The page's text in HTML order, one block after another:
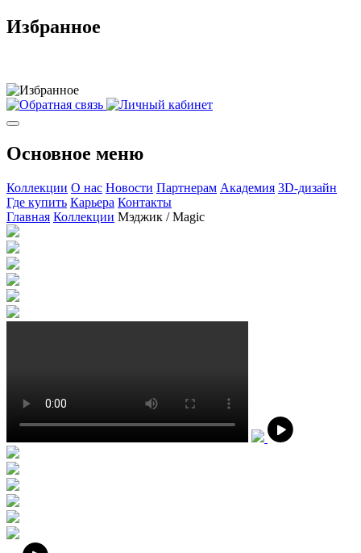
Избранное
Основное меню
Коллекции О нас Новости Партнерам Академия 3D-дизайн
Где купить Карьера Контакты
Главная Коллекции Мэджик / Magic